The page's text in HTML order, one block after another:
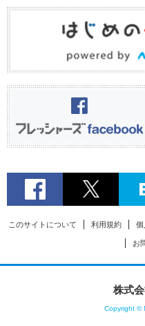
このサイトについて 利用規約 個
お
株式
Copyright ©